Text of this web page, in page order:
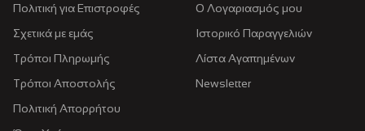
Πολιτική για Eπιστροφές
Σχετικά με εμάς
Τρόποι Πληρωμής
Τρόποι Αποστολής
Πολιτική Απορρήτου
Ο Λογαριασμός μου
Ιστορικό Παραγγελιών
Λίστα Αγαπημένων
Newsletter